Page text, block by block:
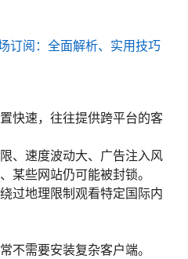
订阅：全面解析、实用技巧
快速，往往提供跨平台的客
、速度波动大、广告注入风
某些网站仍可能被封锁。
过地理限制观看特定国际内
不需要安装复杂客户端。